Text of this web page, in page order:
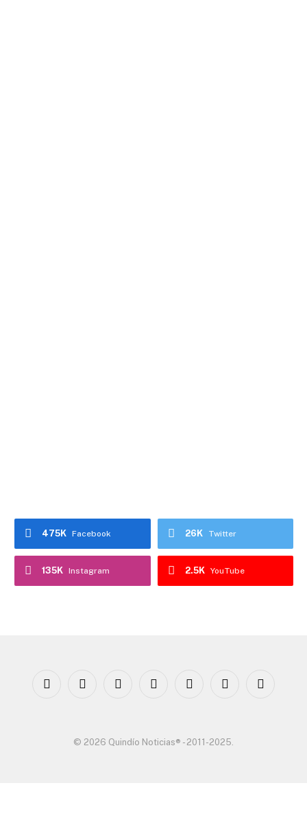
Facebook
475K Twitter
26K
Instagram
135K YouTube
2.5K
Facebook
X
InstagramYouTubeWhatsAppTikTok Threads
© 2026 Quindío Noticias® - 2011-2025.